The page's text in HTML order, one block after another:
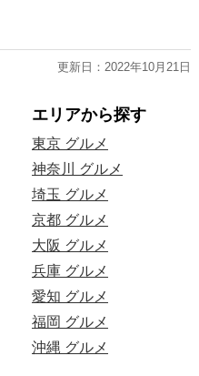
更新日：2022年10月21日
エリアから探す
東京 グルメ
神奈川 グルメ
埼玉 グルメ
京都 グルメ
大阪 グルメ
兵庫 グルメ
愛知 グルメ
福岡 グルメ
沖縄 グルメ